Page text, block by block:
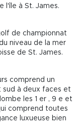
l'île à St. James.
de championnat
niveau de la mer
de St. James.
comprend un
à deux faces et
les 1 er , 9 e et
comprend toutes
luxueuse bien